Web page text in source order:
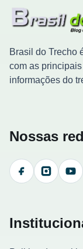
Brasil do Trecho
com as
informações do
Nossas
Facebook